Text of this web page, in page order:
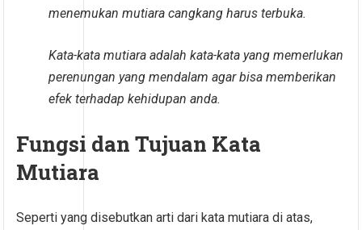
menemukan mutiara cangkang harus terbuka.
Kata-kata mutiara adalah kata-kata yang memerlukan
perenungan yang mendalam agar bisa memberikan
efek terhadap kehidupan anda.
Fungsi dan Tujuan Kata
Mutiara
Seperti yang disebutkan arti dari kata mutiara di atas,